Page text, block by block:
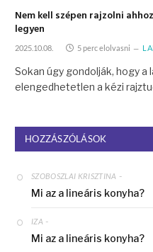
Nem kell szépen rajzolni
legyen
2025.10.08. 5 perc elolvasni
Sokan úgy gondolják, hogy a
elengedhetetlen a kézi
HOZZÁSZÓLÁSOK
SZOBOSZLAI KRISZTINA -
Mi az a lineáris konyha?
IZA -
Mi az a lineáris konyha?